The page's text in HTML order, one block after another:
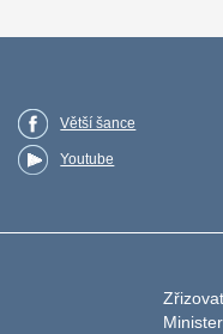
Větší šance
Youtube